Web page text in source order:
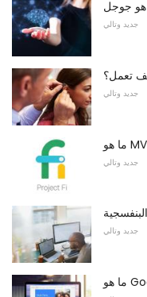
جديد وتالي
تعمل؟
جديد وتالي
جديد وتالي
جديد وتالي